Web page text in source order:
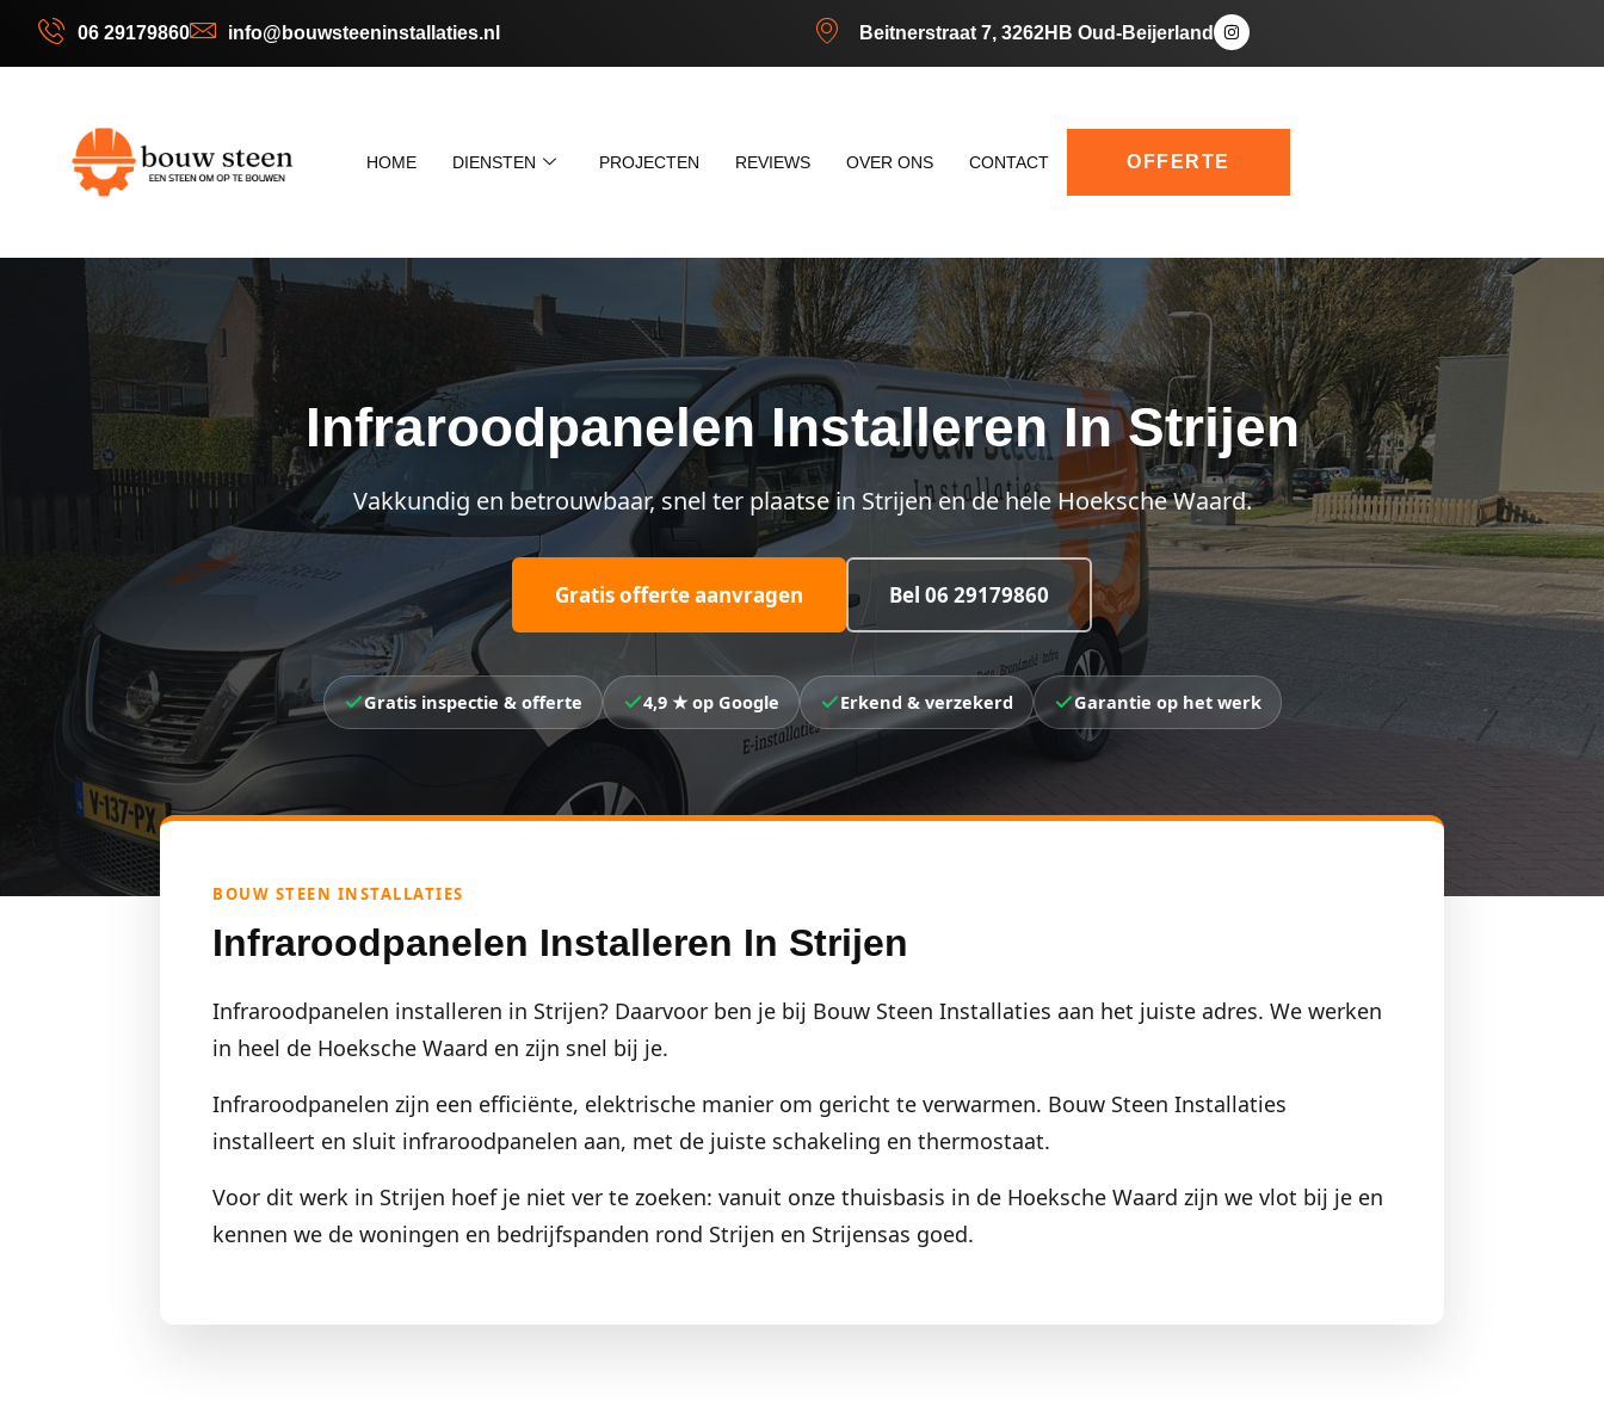
06 29179860 info@bouwsteeninstallaties.nl Beitnerstraat 7, 3262HB Oud-Beijerland
HOME DIENSTEN PROJECTEN REVIEWS OVER ONS CONTACT OFFERTE
Infraroodpanelen Installeren In Strijen
Vakkundig en betrouwbaar, snel ter plaatse in Strijen en de hele Hoeksche Waard.
Gratis offerte aanvragen Bel 06 29179860
Gratis inspectie & offerte 4,9 ★ op Google Erkend & verzekerd Garantie op het werk
BOUW STEEN INSTALLATIES
Infraroodpanelen Installeren In Strijen
Infraroodpanelen installeren in Strijen? Daarvoor ben je bij Bouw Steen Installaties aan het juiste adres. We werken
in heel de Hoeksche Waard en zijn snel bij je.
Infraroodpanelen zijn een efficiënte, elektrische manier om gericht te verwarmen. Bouw Steen Installaties
installeert en sluit infraroodpanelen aan, met de juiste schakeling en thermostaat.
Voor dit werk in Strijen hoef je niet ver te zoeken: vanuit onze thuisbasis in de Hoeksche Waard zijn we vlot bij je en
kennen we de woningen en bedrijfspanden rond Strijen en Strijensas goed.